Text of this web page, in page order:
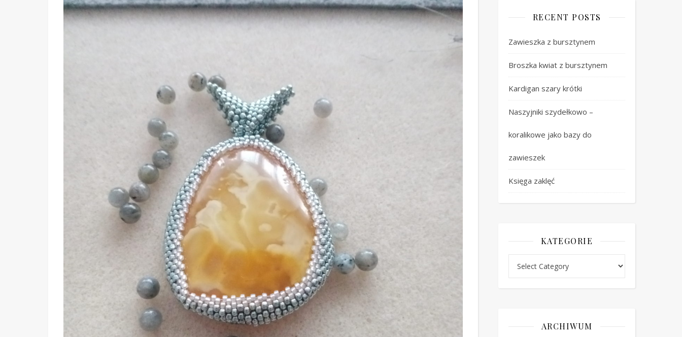
RECENT POSTS
Zawieszka z bursztynem
Broszka kwiat z bursztynem
Kardigan szary krótki
Naszyjniki szydełkowo –
koralikowe jako bazy do
zawieszek
Księga zaklęć
KATEGORIE
ARCHIWUM